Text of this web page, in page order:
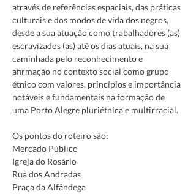
através de referências espaciais, das práticas
culturais e dos modos de vida dos negros,
desde a sua atuação como trabalhadores (as)
escravizados (as) até os dias atuais, na sua
caminhada pelo reconhecimento e
afirmação no contexto social como grupo
étnico com valores, princípios e importância
notáveis e fundamentais na formação de
uma Porto Alegre pluriétnica e multirracial.
Os pontos do roteiro são:
Mercado Público
Igreja do Rosário
Rua dos Andradas
Praça da Alfândega